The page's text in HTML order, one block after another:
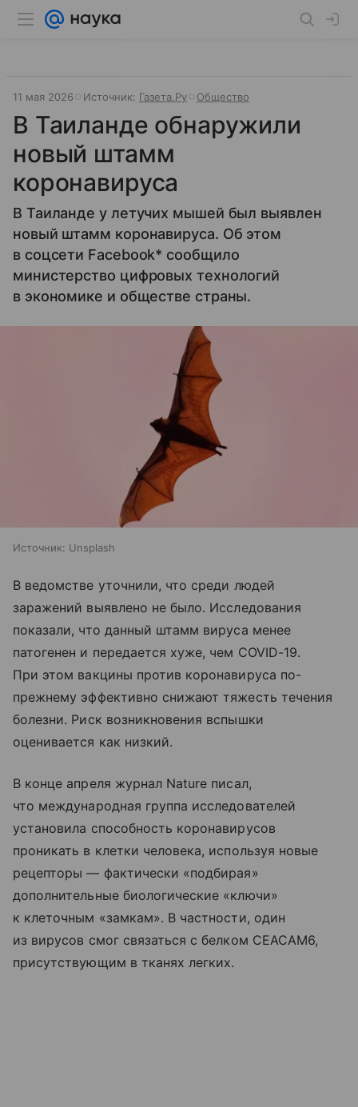
11 мая 2026 Источник: Газета.Ру Общество
В Таиланде обнаружили
новый штамм
коронавируса
В Таиланде у летучих мышей был выявлен
новый штамм коронавируса. Об этом
в соцсети Facebook* сообщило
министерство цифровых технологий
в экономике и обществе страны.
Источник: Unsplash
В ведомстве уточнили, что среди людей
заражений выявлено не было. Исследования
показали, что данный штамм вируса менее
патогенен и передается хуже, чем COVID-19.
При этом вакцины против коронавируса по-
прежнему эффективно снижают тяжесть течения
болезни. Риск возникновения вспышки
оценивается как низкий.
В конце апреля журнал Nature писал,
что международная группа исследователей
установила способность коронавирусов
проникать в клетки человека, используя новые
рецепторы — фактически «подбирая»
дополнительные биологические «ключи»
к клеточным «замкам». В частности, один
из вирусов смог связаться с белком CEACAM6,
присутствующим в тканях легких.